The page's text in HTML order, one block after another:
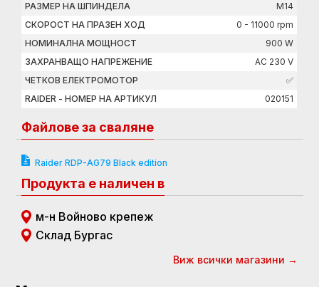
РАЗМЕР НА ШПИНДЕЛА
M14
СКОРОСТ НА ПРАЗЕН ХОД
0 - 11000 rpm
НОМИНАЛНА МОЩНОСТ
900 W
ЗАХРАНВАЩО НАПРЕЖЕНИЕ
AC 230 V
ЧЕТКОВ ЕЛЕКТРОМОТОР
✅
RAIDER - НОМЕР НА АРТИКУЛ
020151
Файлове за сваляне
Raider RDP-AG79 Black edition
Продукта е наличен в
м-н Войново крепеж
Склад Бургас
Виж всички магазини →